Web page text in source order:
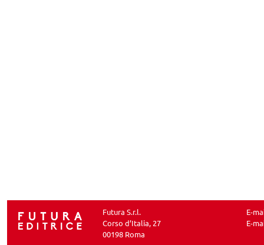
Futura S.r.l.
Corso d’Italia, 27
00198 Roma
E-
E-